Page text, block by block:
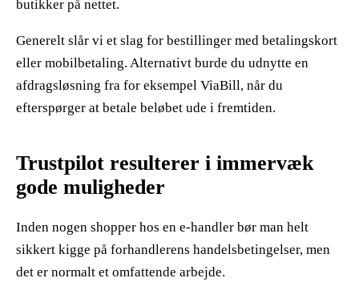
butikker på nettet.
Generelt slår vi et slag for bestillinger med betalingskort
eller mobilbetaling. Alternativt burde du udnytte en
afdragsløsning fra for eksempel ViaBill, når du
efterspørger at betale beløbet ude i fremtiden.
Trustpilot resulterer i immervæk
gode muligheder
Inden nogen shopper hos en e-handler bør man helt
sikkert kigge på forhandlerens handelsbetingelser, men
det er normalt et omfattende arbejde.